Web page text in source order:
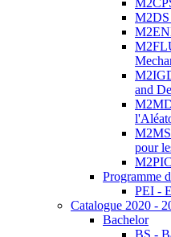
M2DS
and
pour
Programme
PEI -
Catalogue 2020 -
Bachelor
BS -